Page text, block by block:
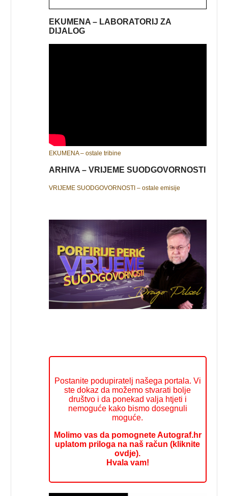
EKUMENA – LABORATORIJ ZA
DIJALOG
EKUMENA – ostale tribine
ARHIVA – VRIJEME SUODGOVORNOSTI
VRIJEME SUODGOVORNOSTI – ostale emisije
Postanite podupiratelj našega portala. Vi
ste dokaz da možemo stvarati bolje
društvo i da ponekad valja htjeti i
nemoguće kako bismo dosegnuli
moguće.
Molimo vas da pomognete Autograf.hr
uplatom priloga na naš račun (kliknite
ovdje).
Hvala vam!